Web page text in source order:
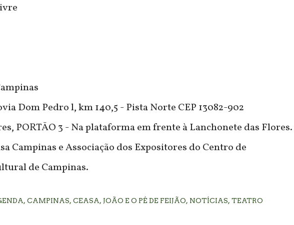
Dom Pedro l, km 140,5 - Pista Norte CEP 13082-902
PORTÃO 3 - Na plataforma em frente à Lanchonete das Flores.
Campinas e Associação dos Expositores do Centro de
de Campinas.
CAMPINAS CEASA JOÃO E O PÉ DE FEIJÃO NOTÍCIAS TEATRO